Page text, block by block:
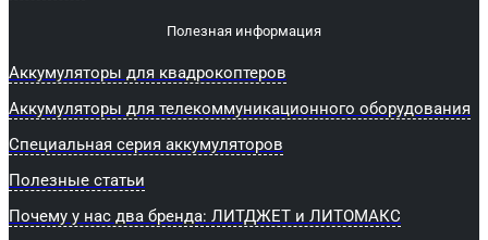
Полезная информация
Аккумуляторы для квадрокоптеров
Аккумуляторы для телекоммуникационного оборудования
Специальная серия аккумуляторов
Полезные статьи
Почему у нас два бренда: ЛИТДЖЕТ и ЛИТОМАКС